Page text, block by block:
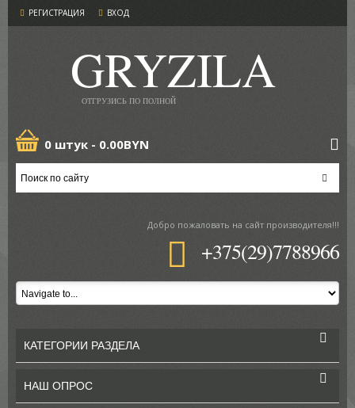
РЕГИСТРАЦИЯ ВХОД
GRYZILA
ОТГРУЗИСЬ ПО ПОЛНОЙ
0 штук - 0.00BYN
Добро пожаловать на сайт производителя!!!
+375(29)7788966
КАТЕГОРИИ РАЗДЕЛА
НАШ ОПРОС